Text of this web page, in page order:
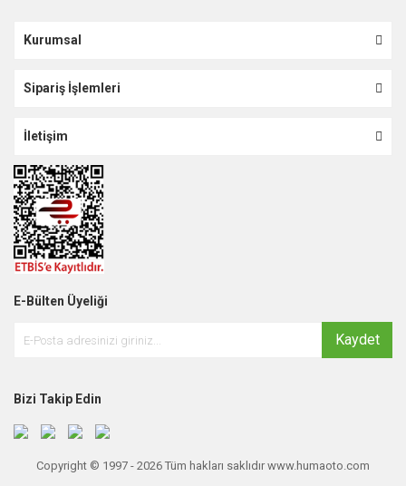
Kurumsal
Sipariş İşlemleri
İletişim
E-Bülten Üyeliği
Kaydet
Bizi Takip Edin
Copyright © 1997 - 2026 Tüm hakları saklıdır www.humaoto.com